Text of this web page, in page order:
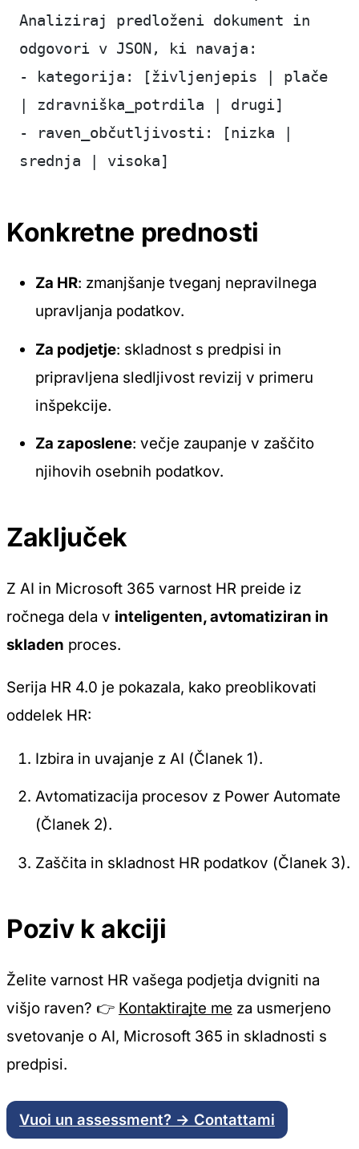
Analiziraj predloženi dokument in
odgovori v JSON, ki navaja:
- kategorija: [življenjepis | plače
| zdravniška_potrdila | drugi]
- raven_občutljivosti: [nizka |
srednja | visoka]
Konkretne prednosti
Za HR: zmanjšanje tveganj nepravilnega
upravljanja podatkov.
Za podjetje: skladnost s predpisi in
pripravljena sledljivost revizij v primeru
inšpekcije.
Za zaposlene: večje zaupanje v zaščito
njihovih osebnih podatkov.
Zaključek
Z AI in Microsoft 365 varnost HR preide iz
ročnega dela v inteligenten, avtomatiziran in
skladen proces.
Serija HR 4.0 je pokazala, kako preoblikovati
oddelek HR:
Izbira in uvajanje z AI (Članek 1).
Avtomatizacija procesov z Power Automate
(Članek 2).
Zaščita in skladnost HR podatkov (Članek 3).
Poziv k akciji
Želite varnost HR vašega podjetja dvigniti na
višjo raven? 👉 Kontaktirajte me za usmerjeno
svetovanje o AI, Microsoft 365 in skladnosti s
predpisi.
Vuoi un assessment? → Contattami